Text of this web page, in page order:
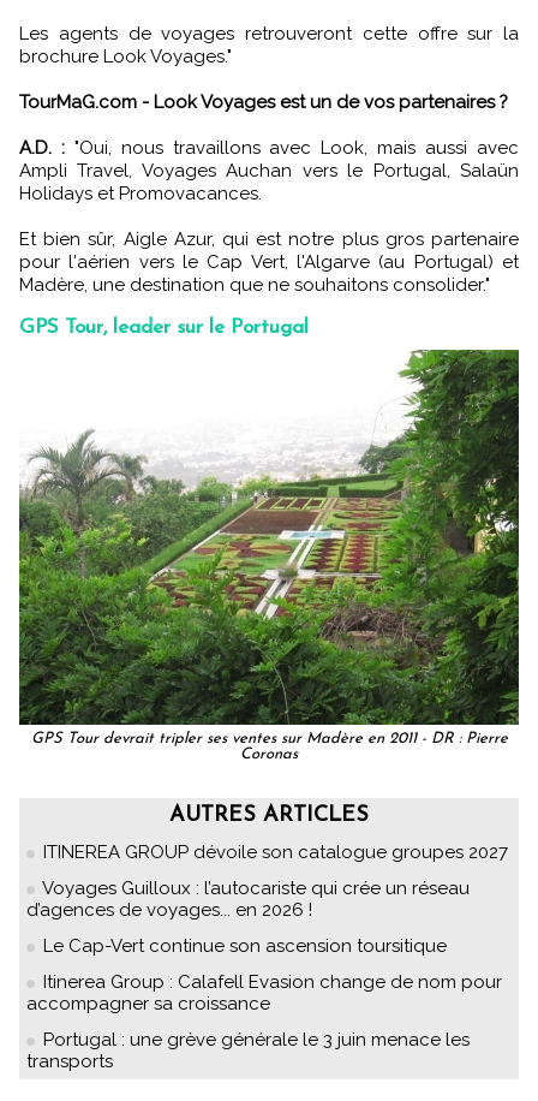
Les agents de voyages retrouveront cette offre sur la
brochure Look Voyages."
TourMaG.com - Look Voyages est un de vos partenaires ?
A.D. :"Oui, nous travaillons avec Look, mais aussi avec
Ampli Travel, Voyages Auchan vers le Portugal, Salaün
Holidays et Promovacances.
Et bien sûr, Aigle Azur, qui est notre plus gros partenaire
pour l'aérien vers le Cap Vert, l'Algarve (au Portugal) et
Madère, une destination que ne souhaitons consolider."
GPS Tour, leader sur le Portugal
GPS Tour devrait tripler ses ventes sur Madère en 2011 - DR : Pierre
Coronas
AUTRES ARTICLES
ITINEREA GROUP dévoile son catalogue groupes 2027
Voyages Guilloux : l’autocariste qui crée un réseau
d’agences de voyages... en 2026 !
Le Cap-Vert continue son ascension toursitique
Itinerea Group : Calafell Evasion change de nom pour
accompagner sa croissance
Portugal : une grève générale le 3 juin menace les
transports